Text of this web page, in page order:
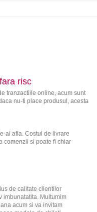
risc
tranzactiile online, acum sunt
nu-ti place produsul, acesta
ai afla. Costul de livrare
comenzii si poate fi chiar
de calitate clientilor
imbunatatita. Multumim
acum si va invitam